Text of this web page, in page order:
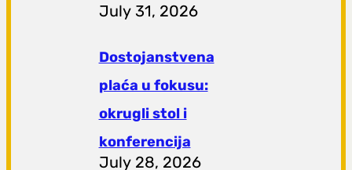
July 31, 2026
Dostojanstvena
plaća u fokusu:
okrugli stol i
konferencija
July 28, 2026